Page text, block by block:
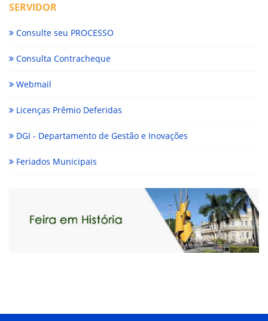
SERVIDOR
Consulte seu PROCESSO
Consulta Contracheque
Webmail
Licenças Prêmio Deferidas
DGI - Departamento de Gestão e Inovações
Feriados Municipais